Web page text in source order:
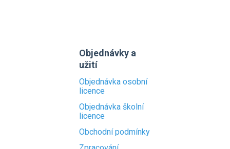
Objednávky a
užití
Objednávka osobní
licence
Objednávka školní
licence
Obchodní podmínky